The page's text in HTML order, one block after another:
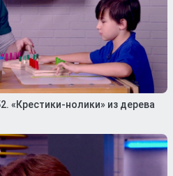
«Крестики-нолики» из дерева